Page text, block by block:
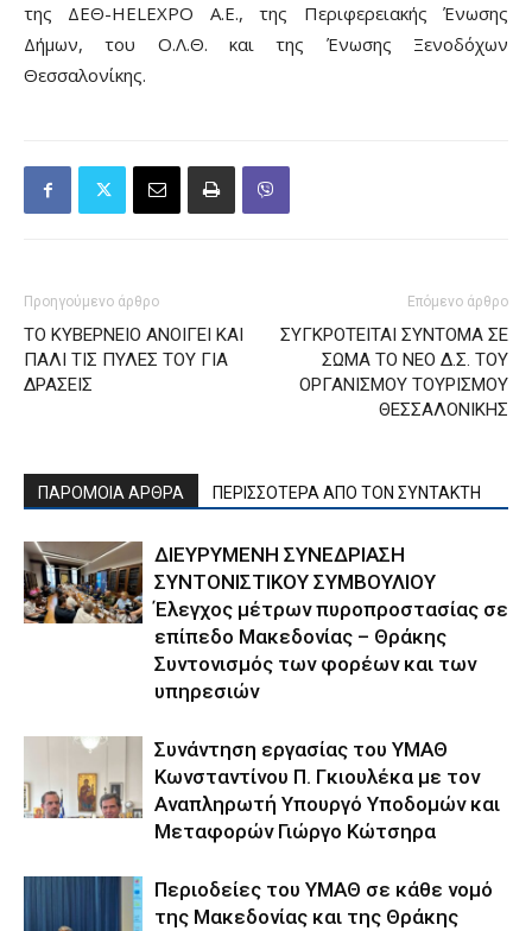
της ΔΕΘ-HELEXPO A.E., της Περιφερειακής Ένωσης
Δήμων, του Ο.Λ.Θ. και της Ένωσης Ξενοδόχων
Θεσσαλονίκης.
Προηγούμενο άρθρο
ΤΟ ΚΥΒΕΡΝΕΙΟ ΑΝΟΙΓΕΙ ΚΑΙ
ΠΑΛΙ ΤΙΣ ΠΥΛΕΣ ΤΟΥ ΓΙΑ
ΔΡΑΣΕΙΣ
Επόμενο άρθρο
ΣΥΓΚΡΟΤΕΙΤΑΙ ΣΥΝΤΟΜΑ ΣΕ
ΣΩΜΑ ΤΟ ΝΕΟ Δ.Σ. ΤΟΥ
ΟΡΓΑΝΙΣΜΟΥ ΤΟΥΡΙΣΜΟΥ
ΘΕΣΣΑΛΟΝΙΚΗΣ
ΠΑΡΟΜΟΙΑ ΑΡΘΡΑ ΠΕΡΙΣΣΟΤΕΡΑ ΑΠΟ ΤΟΝ ΣΥΝΤΑΚΤΗ
ΔΙΕΥΡΥΜΕΝΗ ΣΥΝΕΔΡΙΑΣΗ
ΣΥΝΤΟΝΙΣΤΙΚΟΥ ΣΥΜΒΟΥΛΙΟΥ
Έλεγχος μέτρων πυροπροστασίας σε
επίπεδο Μακεδονίας – Θράκης
Συντονισμός των φορέων και των
υπηρεσιών
Συνάντηση εργασίας του ΥΜΑΘ
Κωνσταντίνου Π. Γκιουλέκα με τον
Αναπληρωτή Υπουργό Υποδομών και
Μεταφορών Γιώργο Κώτσηρα
Περιοδείες του ΥΜΑΘ σε κάθε νομό
της Μακεδονίας και της Θράκης